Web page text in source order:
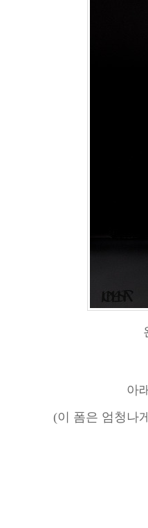
아
(이 폼은 엄청나